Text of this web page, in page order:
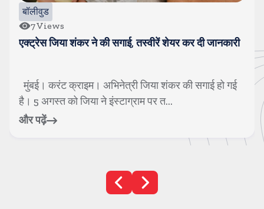
बॉलीवुड
7Views
एक्ट्रेस जिया शंकर ने की सगाई, तस्वीरें शेयर कर दी जानकारी
मुंबई। करंट क्राइम। अभिनेत्री जिया शंकर की सगाई हो गई
है। 5 अगस्त को जिया ने इंस्टाग्राम पर त...
और पढ़ें